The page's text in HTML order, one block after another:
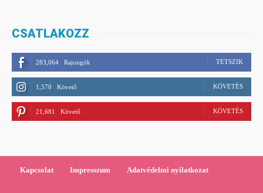
CSATLAKOZZ
283,064 Rajongók TETSZIK
1,570 Követő KÖVETÉS
21,681 Követő KÖVETÉS
Kapcsolat Impresszum Adatvédelmi nyilatkozat